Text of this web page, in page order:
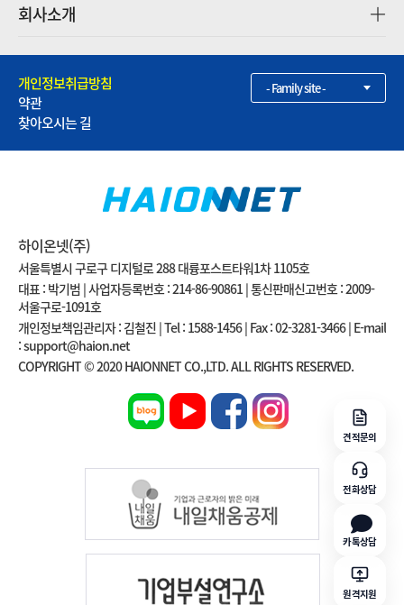
회사소개
개인정보취급방침
약관
찾아오시는 길
- Family site -
하이온넷(주)
서울특별시 구로구 디지털로 288 대륭포스트타워1차 1105호
대표 : 박기범 | 사업자등록번호 : 214-86-90861 | 통신판매신고번호 : 2009-
서울구로-1091호
개인정보책임관리자 : 김철진 | Tel : 1588-1456 | Fax : 02-3281-3466 | E-mail
: support@haion.net
COPYRIGHT © 2020 HAIONNET CO.,LTD. ALL RIGHTS RESERVED.
견적문의
전화상담
카톡상담
원격지원